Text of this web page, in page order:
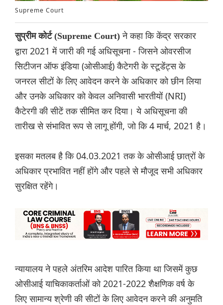
Supreme Court
सुप्रीम कोर्ट (Supreme Court) ने कहा कि केंद्र सरकार
द्वारा 2021 में जारी की गई अधिसूचना - जिसने ओवरसीज
सिटीजन ऑफ इंडिया (ओसीआई) कैटेगरी के स्टूडेंट्स के
जनरल सीटों के लिए आवेदन करने के अधिकार को छीन लिया
और उनके अधिकार को केवल अनिवासी भारतीयों (NRI)
कैटेरगी की सीटें तक सीमित कर दिया। ये अधिसूचना की
तारीख से संभावित रूप से लागू होंगी, जो कि 4 मार्च, 2021 है।
इसका मतलब है कि 04.03.2021 तक के ओसीआई छात्रों के
अधिकार प्रभावित नहीं होंगे और पहले से मौजूद सभी अधिकार
सुरक्षित रहेंगे।
न्यायालय ने पहले अंतरिम आदेश पारित किया था जिसमें कुछ
ओसीआई याचिकाकर्ताओं को 2021-2022 शैक्षणिक वर्ष के
लिए सामान्य श्रेणी की सीटों के लिए आवेदन करने की अनुमति